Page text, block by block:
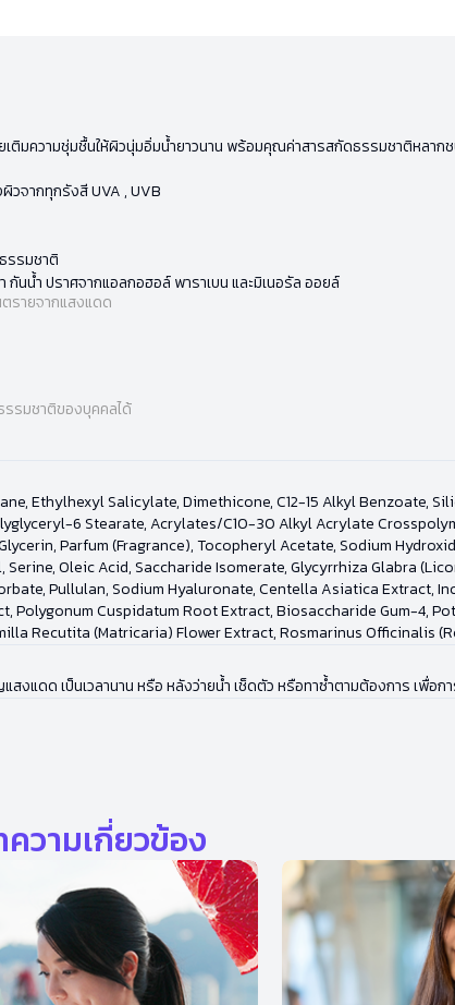
มความชุ่มชื้นให้ผิวนุ่มอิ่มน้ำยาวนาน พร้อมคุณค่าสารสกัดธรรมชาติหลาก
วจากทุกรังสี UVA , UVB
รรมชาติ
น้ำ ปราศจากแอลกอฮอล์ พาราเบน และมิเนอรัล ออยล์
รายจากแสงแดด
รรมชาติของบุคคลได้
Ethylhexyl Salicylate, Dimethicone, C12-15 Alkyl Benzoate,
6 Stearate, Acrylates/C10-30 Alkyl Acrylate
Parfum (Fragrance), Tocopheryl Acetate, Sodium
Oleic Acid, Saccharide Isomerate, Glycyrrhiza Glabra
Pullulan, Sodium Hyaluronate, Centella Asiatica Extract,
Cuspidatum Root Extract, Biosaccharide Gum-4,
Recutita (Matricaria) Flower Extract, Rosmarinus Officinalis
ดด เป็นเวลานาน หรือ หลังว่ายน้ำ เช็ดตัว หรือทาซ้ำตามต้องการ เพื่อ
วามเกี่ยวข้อง